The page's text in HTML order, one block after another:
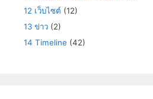
12 เว็บไซต์ (12)
13 ข่าว (2)
14 Timeline (42)